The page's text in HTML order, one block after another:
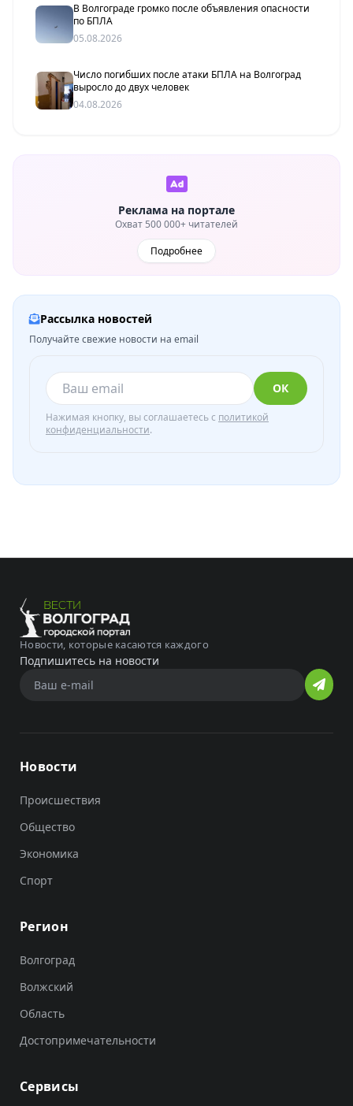
В Волгограде громко после объявления опасности
по БПЛА
05.08.2026
Число погибших после атаки БПЛА на Волгоград
выросло до двух человек
04.08.2026
Реклама на портале
Охват 500 000+ читателей
Подробнее
Рассылка новостей
Получайте свежие новости на email
ОК
Нажимая кнопку, вы соглашаетесь с политикой
конфиденциальности.
Новости, которые касаются каждого
Подпишитесь на новости
Новости
Происшествия
Общество
Экономика
Спорт
Регион
Волгоград
Волжский
Область
Достопримечательности
Сервисы